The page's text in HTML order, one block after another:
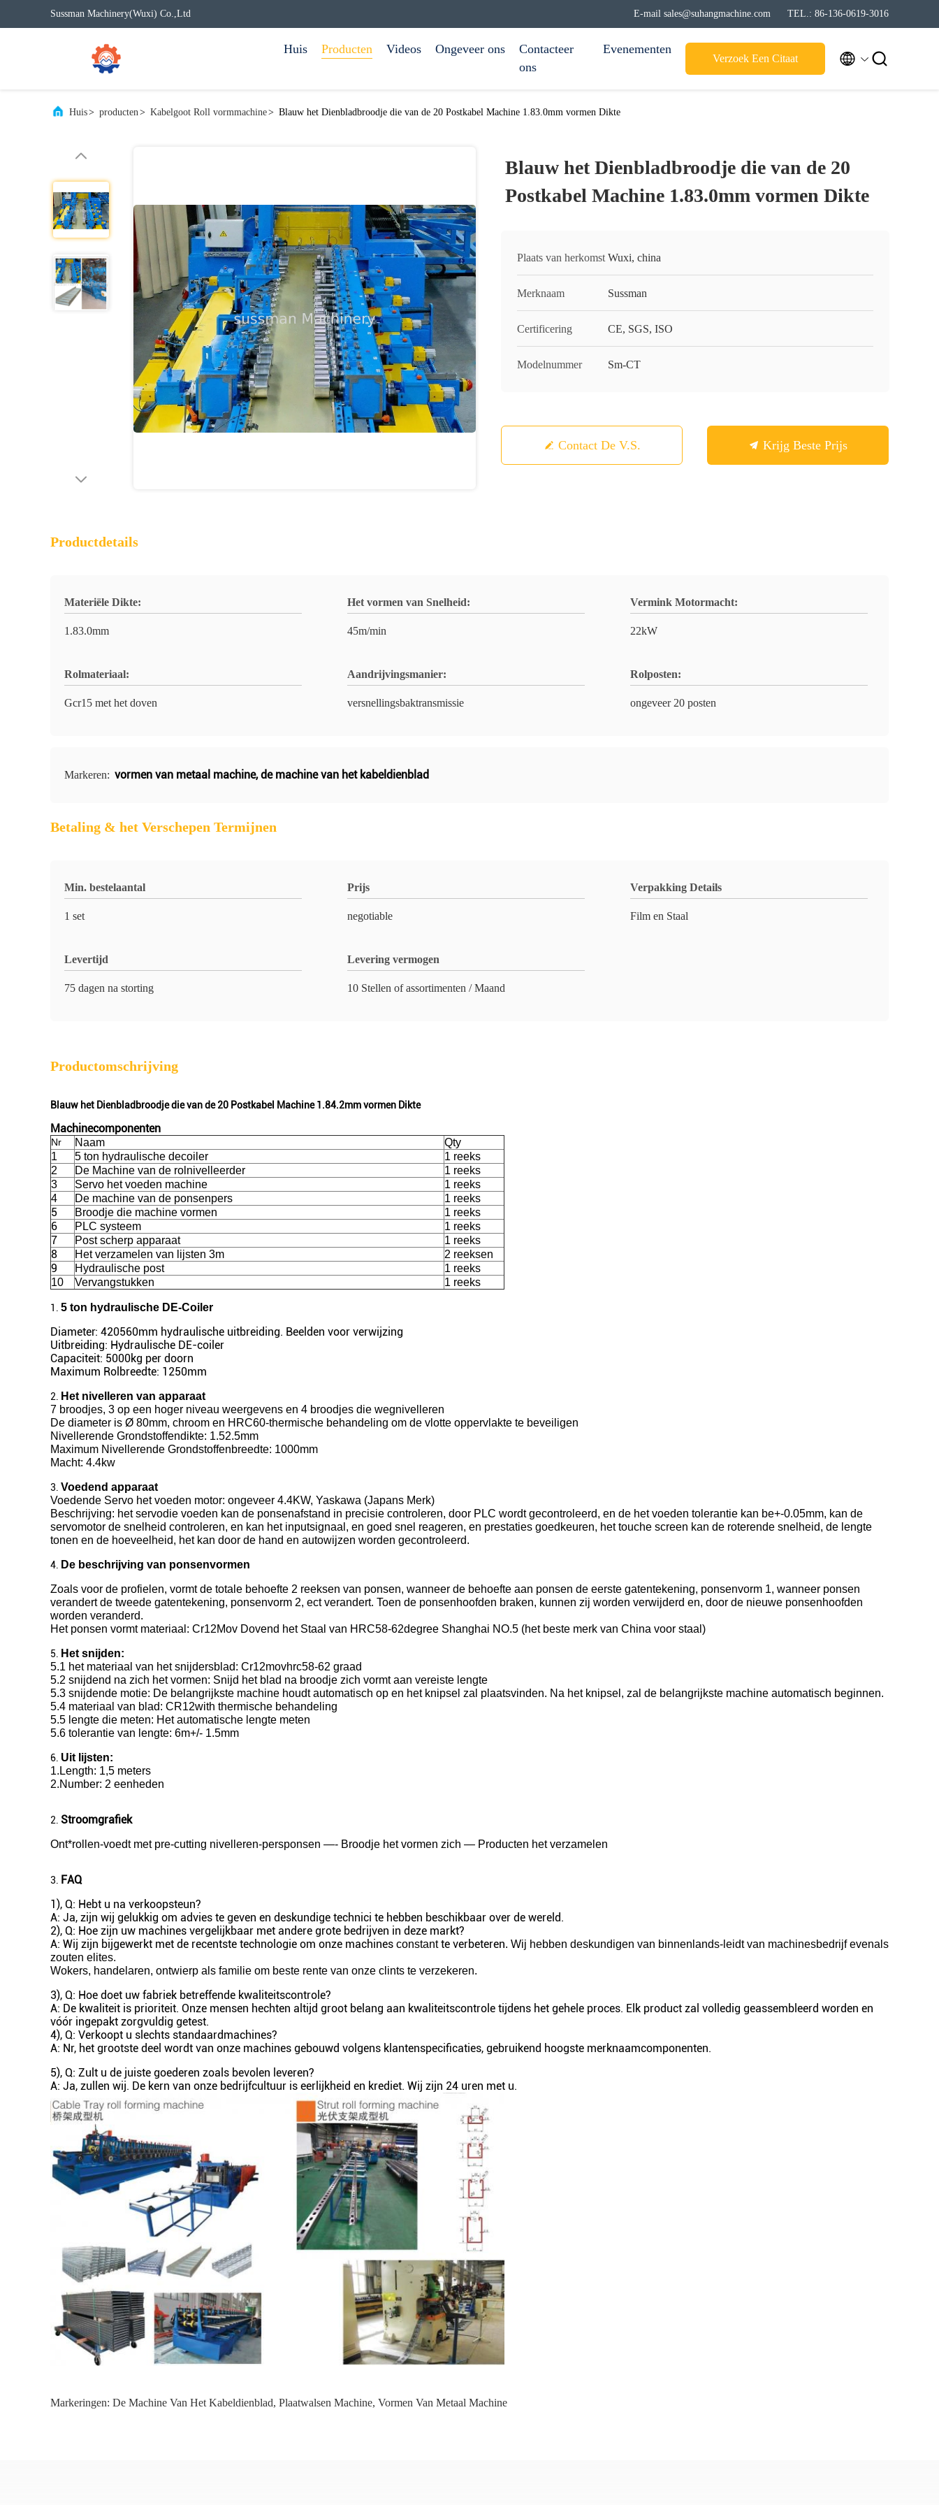
Sussman Machinery(Wuxi) Co.,Ltd E-mail sales@suhangmachine.com TEL.: 86-136-0619-3016
Huis Producten Videos Ongeveer ons
Contacteer
ons
Evenementen
Verzoek Een Citaat  
Huis> producten> Kabelgoot Roll vormmachine> Blauw het Dienbladbroodje die van de 20 Postkabel Machine 1.83.0mm vormen Dikte
Blauw het Dienbladbroodje die van de 20
Postkabel Machine 1.83.0mm vormen Dikte
Plaats van herkomst Wuxi, china
Merknaam Sussman
Certificering CE, SGS, ISO
Modelnummer Sm-CT
Contact De V.S. Krijg Beste Prijs
Productdetails
Materiële Dikte:
1.83.0mm
Het vormen van Snelheid:
45m/min
Vermink Motormacht:
22kW
Rolmateriaal:
Gcr15 met het doven
Aandrijvingsmanier:
versnellingsbaktransmissie
Rolposten:
ongeveer 20 posten
Markeren: vormen van metaal machine,de machine van het kabeldienblad
Betaling & het Verschepen Termijnen
Min. bestelaantal
1 set
Prijs
negotiable
Verpakking Details
Film en Staal
Levertijd
75 dagen na storting
Levering vermogen
10 Stellen of assortimenten / Maand
Productomschrijving
Blauw het Dienbladbroodje die van de 20 Postkabel Machine 1.84.2mm vormen Dikte
Machinecomponenten
Nr Naam
Qty
1
5 ton hydraulische decoiler
1 reeks
2
De Machine van de rolnivelleerder
1 reeks
3
Servo het voeden machine
1 reeks
4
De machine van de ponsenpers 1 reeks
5 Broodje die machine vormen 1 reeks
6 PLC systeem 1 reeks
7 Post scherp apparaat 1 reeks
8 Het verzamelen van lijsten 3m 2 reeksen
9 Hydraulische post
1 reeks
10
Vervangstukken 1 reeks
1. 5 ton hydraulische DE-Coiler
Diameter: 420560mm hydraulische uitbreiding. Beelden voor verwijzing
Uitbreiding: Hydraulische DE-coiler
Capaciteit: 5000kg per doorn
Maximum Rolbreedte: 1250mm
2. Het nivelleren van apparaat
7 broodjes, 3 op een hoger niveau weergevens en 4 broodjes die wegnivelleren
De diameter is Ø 80mm, chroom en HRC60-thermische behandeling om de vlotte oppervlakte te beveiligen
Nivellerende Grondstoffendikte: 1.52.5mm
Maximum Nivellerende Grondstoffenbreedte: 1000mm
Macht: 4.4kw
3. Voedend apparaat
Voedende Servo het voeden motor: ongeveer 4.4KW, Yaskawa (Japans Merk)
Beschrijving: het servodie voeden kan de ponsenafstand in precisie controleren, door PLC wordt gecontroleerd, en de het voeden tolerantie kan be+-0.05mm, kan de
servomotor de snelheid controleren, en kan het inputsignaal, en goed snel reageren, en prestaties goedkeuren, het touche screen kan de roterende snelheid, de lengte
tonen en de hoeveelheid, het kan door de hand en autowijzen worden gecontroleerd.
4. De beschrijving van ponsenvormen
Zoals voor de profielen, vormt de totale behoefte 2 reeksen van ponsen, wanneer de behoefte aan ponsen de eerste gatentekening, ponsenvorm 1, wanneer ponsen
verandert de tweede gatentekening, ponsenvorm 2, ect verandert. Toen de ponsenhoofden braken, kunnen zij worden verwijderd en, door de nieuwe ponsenhoofden
worden veranderd.
Het ponsen vormt materiaal: Cr12Mov Dovend het Staal van HRC58-62degree Shanghai NO.5 (het beste merk van China voor staal)
5. Het snijden:
5.1 het materiaal van het snijdersblad: Cr12movhrc58-62 graad
5.2 snijdend na zich het vormen: Snijd het blad na broodje zich vormt aan vereiste lengte
5.3 snijdende motie: De belangrijkste machine houdt automatisch op en het knipsel zal plaatsvinden. Na het knipsel, zal de belangrijkste machine automatisch beginnen.
5.4 materiaal van blad: CR12with thermische behandeling
5.5 lengte die meten: Het automatische lengte meten
5.6 tolerantie van lengte: 6m+/- 1.5mm
6. Uit lijsten:
1.Length: 1,5 meters
2.Number: 2 eenheden
2. Stroomgrafiek
Ont*rollen-voedt met pre-cutting nivelleren-persponsen —- Broodje het vormen zich — Producten het verzamelen
3. FAQ
1), Q: Hebt u na verkoopsteun?
A: Ja, zijn wij gelukkig om advies te geven en deskundige technici te hebben beschikbaar over de wereld.
2), Q: Hoe zijn uw machines vergelijkbaar met andere grote bedrijven in deze markt?
A: Wij zijn bijgewerkt met de recentste technologie om onze machines constantte verbeteren. Wij hebben deskundigen van binnenlands-leidt van machinesbedrijf evenals
zouten elites.
Wokers, handelaren, ontwierp als familie om beste rente van onze clints te verzekeren.
3), Q: Hoe doet uw fabriek betreffende kwaliteitscontrole?
A: De kwaliteit is prioriteit. Onze mensen hechten altijd groot belang aan kwaliteitscontrole tijdens het gehele proces. Elk product zal volledig geassembleerd worden en
vóór ingepakt zorgvuldig getest.
4), Q: Verkoopt u slechts standaardmachines?
A: Nr, het grootste deel wordt van onze machines gebouwd volgens klantenspecificaties, gebruikend hoogste merknaamcomponenten.
5), Q: Zult u de juiste goederen zoals bevolen leveren?
A: Ja, zullen wij. De kern van onze bedrijfcultuur is eerlijkheid en krediet. Wij zijn 24 uren met u.
Markeringen: De Machine Van Het Kabeldienblad, Plaatwalsen Machine, Vormen Van Metaal Machine